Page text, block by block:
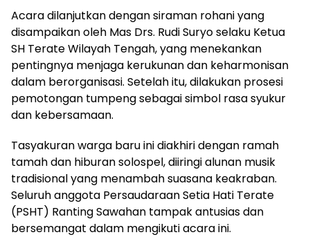
Acara dilanjutkan dengan siraman rohani yang
disampaikan oleh Mas Drs. Rudi Suryo selaku Ketua
SH Terate Wilayah Tengah, yang menekankan
pentingnya menjaga kerukunan dan keharmonisan
dalam berorganisasi. Setelah itu, dilakukan prosesi
pemotongan tumpeng sebagai simbol rasa syukur
dan kebersamaan.
Tasyakuran warga baru ini diakhiri dengan ramah
tamah dan hiburan solospel, diiringi alunan musik
tradisional yang menambah suasana keakraban.
Seluruh anggota Persaudaraan Setia Hati Terate
(PSHT) Ranting Sawahan tampak antusias dan
bersemangat dalam mengikuti acara ini.